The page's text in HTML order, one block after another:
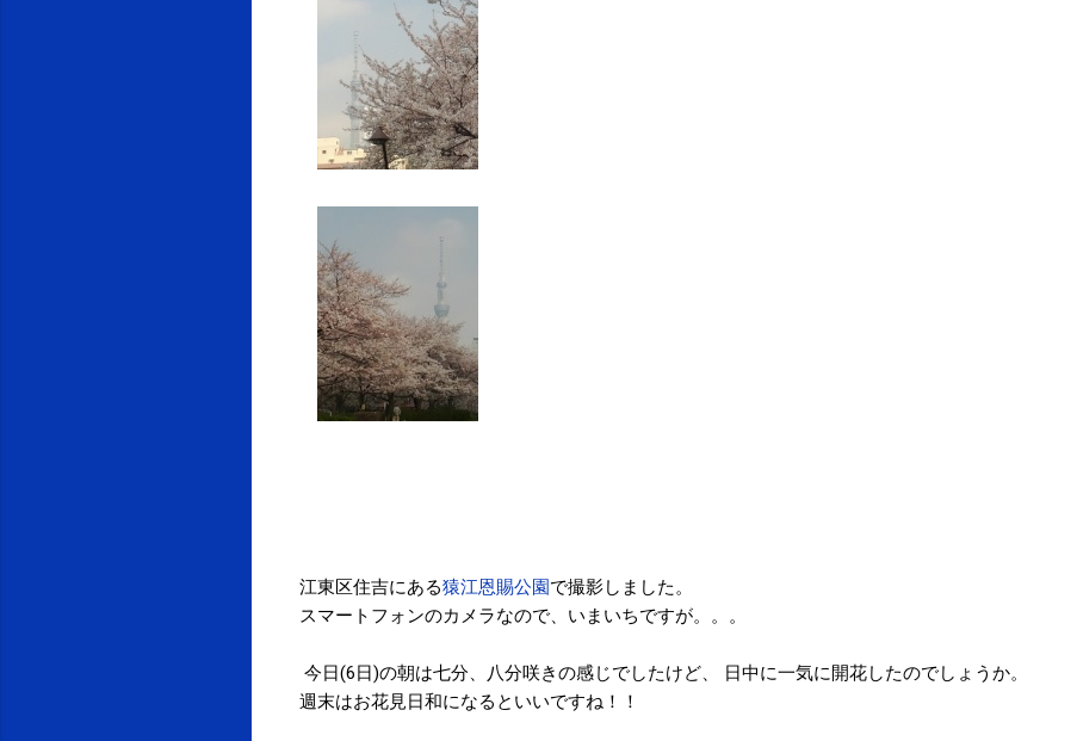
江東区住吉にある猿江恩賜公園で撮影しました。
スマートフォンのカメラなので、いまいちですが。。。
今日(6日)の朝は七分、八分咲きの感じでしたけど、 日中に一気に開花したのでしょうか。
週末はお花見日和になるといいですね！！